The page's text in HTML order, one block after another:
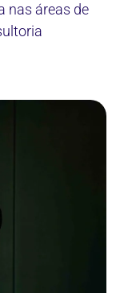
nas áreas de